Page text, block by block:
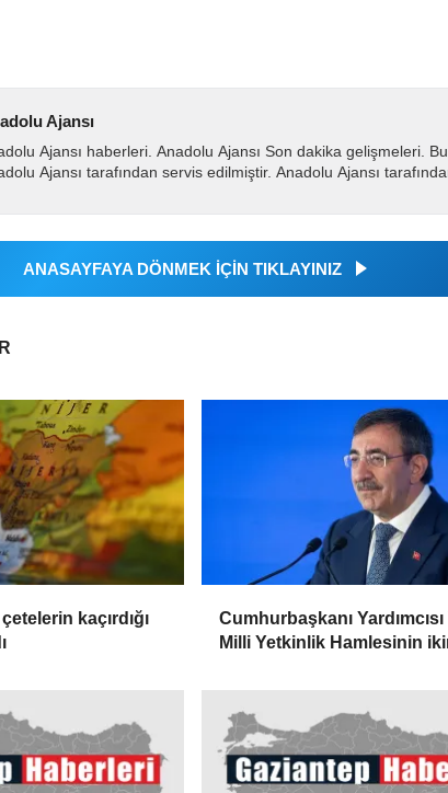
Ajansı
Ajansı haberleri. Anadolu Ajansı Son dakika gelişmeleri.
Ajansı tarafından servis edilmiştir. Anadolu Ajansı
ANASAYFAYA DÖNMEK İÇİN TIKLAYINIZ
kaçırdığı
Cumhurbaşkanı Yardımcısı
Milli Yetkinlik Hamlesinin